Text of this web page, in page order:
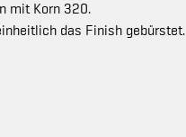
mit Korn 320.
das Finish gebürstet.